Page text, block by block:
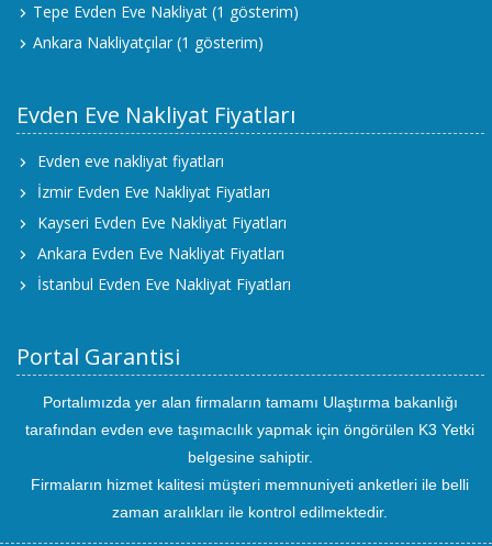
Tepe Evden Eve Nakliyat (1 gösterim)
Ankara Nakliyatçılar (1 gösterim)
Evden Eve Nakliyat Fiyatları
Evden eve nakliyat fiyatları
İzmir Evden Eve Nakliyat Fiyatları
Kayseri Evden Eve Nakliyat Fiyatları
Ankara Evden Eve Nakliyat Fiyatları
İstanbul Evden Eve Nakliyat Fiyatları
Portal Garantisi
Portalımızda yer alan firmaların tamamı Ulaştırma bakanlığı
tarafından evden eve taşımacılık yapmak için öngörülen K3 Yetki
belgesine sahiptir.
Firmaların hizmet kalitesi müşteri memnuniyeti anketleri ile belli
zaman aralıkları ile kontrol edilmektedir.